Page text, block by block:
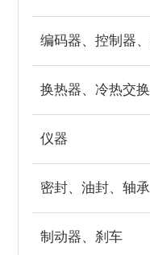
换热器、冷热交
仪器
密封、油封、轴承
制动器、刹车